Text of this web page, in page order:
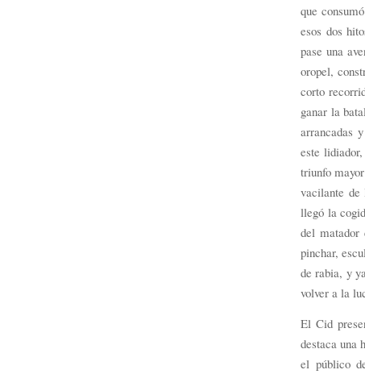
que
esos dos
pase una
oropel,
corto
ganar la
arrancadas
este
triunfo
vacilante
llegó la
del
pinchar,
de rabia, y
volver a la
El Cid
destaca una
el público